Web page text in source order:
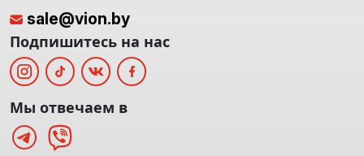
sale@vion.by
Подпишитесь на нас
Мы отвечаем в